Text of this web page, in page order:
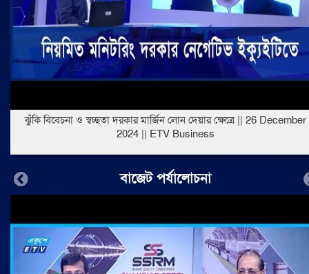
ঝুঁকি বিবেচনা ও স্বচ্ছতা দরকার মার্জিন লোন দেয়ার ক্ষেত্রে || 26 December
2024 || ETV Business
বাজেট পর্যালোচনা
Previous